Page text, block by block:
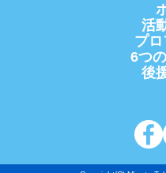
活
プ
6つ
後